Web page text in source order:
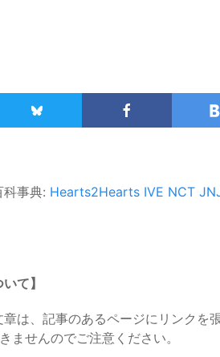
事典: Hearts2Hearts IVE NCT
て】
は、記事のあるページにリンクを
ませんのでご注意ください。